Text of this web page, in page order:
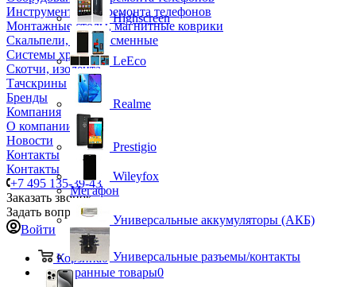
Инструменты для ремонта телефонов
Монтажные столы, магнитные коврики
Скальпели, лезвия сменные
Системы хранения
Скотчи, изолента
Тачскрины
Бренды
Компания
О компании
Новости
Контакты
Контакты
+7 495 135-39-43
Заказать звонок
Задать вопрос
Войти
Корзина0
Избранные товары0
Highscreen
LeEco
Realme
Prestigio
Wileyfox
Мегафон
Универсальные аккумуляторы (АКБ)
Универсальные разъемы/контакты